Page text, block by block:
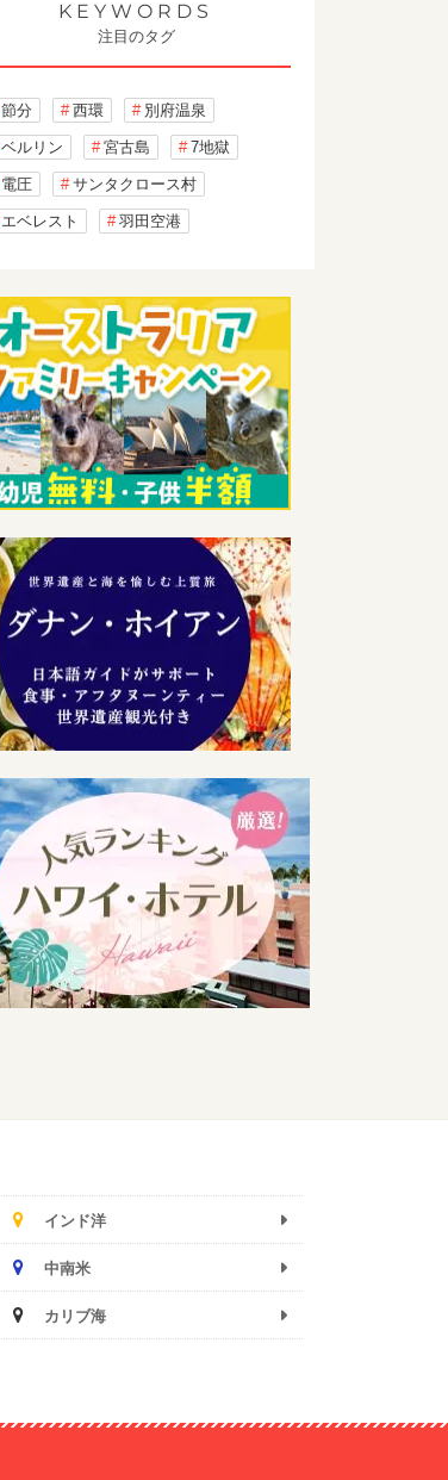
KEYWORDS
注目のタグ
節分 西環 別府温泉
ベルリン 宮古島 7地獄
電圧 サンタクロース村
エベレスト 羽田空港
インド洋
中南米
カリブ海